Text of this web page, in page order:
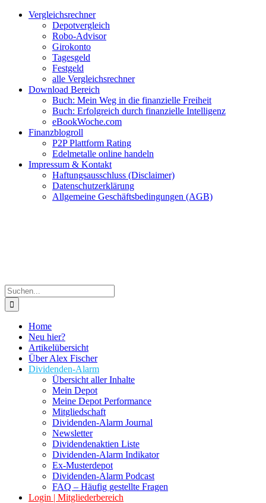
Zum
Facebook
Twitter
Instagram
Pinterest
YouTubeVergleichsrechner
Depotvergleich
Robo-Advisor
Girokonto
Tagesgeld
Festgeld
alle Vergleichsrechner
Download Bereich
Buch: Mein Weg in die finanzielle Freiheit
Buch: Erfolgreich durch finanzielle Intelligenz
eBookWoche.com
Finanzblogroll
P2P Plattform Rating
Edelmetalle online handeln
Impressum & Kontakt
Haftungsausschluss (Disclaimer)
Datenschutzerklärung
Allgemeine Geschäftsbedingungen (AGB)
Suche
nach:
Home
Neu hier?
Artikelübersicht
Über Alex Fischer
Dividenden-Alarm
Übersicht aller Inhalte
Mein Depot
Meine Depot Performance
Mitgliedschaft
Dividenden-Alarm Journal
Newsletter
Dividendenaktien Liste
Dividenden-Alarm Indikator
Ex-Musterdepot
Dividenden-Alarm Podcast
FAQ – Häufig gestellte Fragen
Login | Mitgliederbereich